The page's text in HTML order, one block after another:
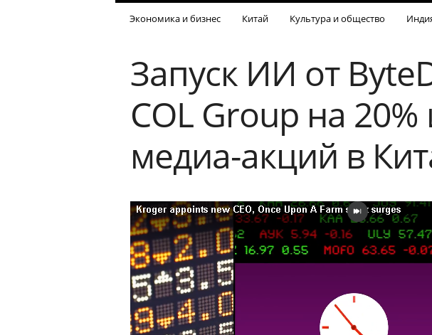
Экономика и бизнес Китай Культура и общество
Запуск ИИ от
COL Group на 20%
медиа-акций в